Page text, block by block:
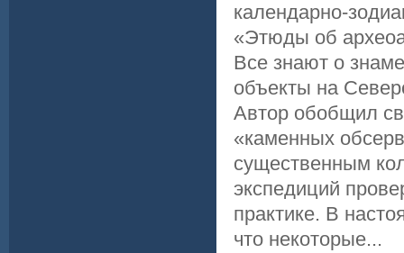
календарно-
«Этюды об
Все знают о
объекты на
Автор обобщил
«каменных
существенным
экспедиций
практике. В
что некоторые...